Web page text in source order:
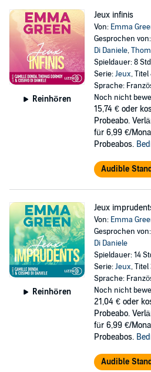
Reinhören
Jeux infinis
Von: Emma
Gesprochen von:
Di Daniele,
Spieldauer: 8
Serie:Jeux, Titel
Sprache:
Noch nicht
15,74 € oder
Probeabo.
für 6,99 €/
Probeabos.
Audible
Reinhören
Jeux
Von: Emma
Gesprochen von:
Di Daniele
Spieldauer: 14
Serie:Jeux, Titel
Sprache:
Noch nicht
21,04 € oder
Probeabo.
für 6,99 €/
Probeabos.
Audible